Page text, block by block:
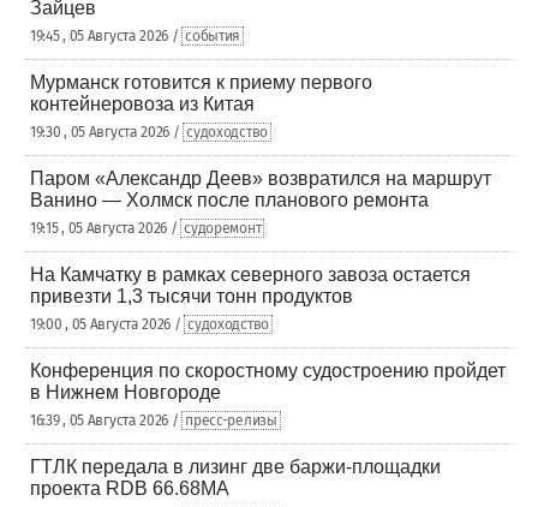
Зайцев
19:45 , 05 Августа 2026 / события
Мурманск готовится к приему первого
контейнеровоза из Китая
19:30 , 05 Августа 2026 / судоходство
Паром «Александр Деев» возвратился на маршрут
Ванино — Холмск после планового ремонта
19:15 , 05 Августа 2026 / судоремонт
На Камчатку в рамках северного завоза остается
привезти 1,3 тысячи тонн продуктов
19:00 , 05 Августа 2026 / судоходство
Конференция по скоростному судостроению пройдет
в Нижнем Новгороде
16:39 , 05 Августа 2026 / пресс-релизы
ГТЛК передала в лизинг две баржи-площадки
проекта RDB 66.68МА